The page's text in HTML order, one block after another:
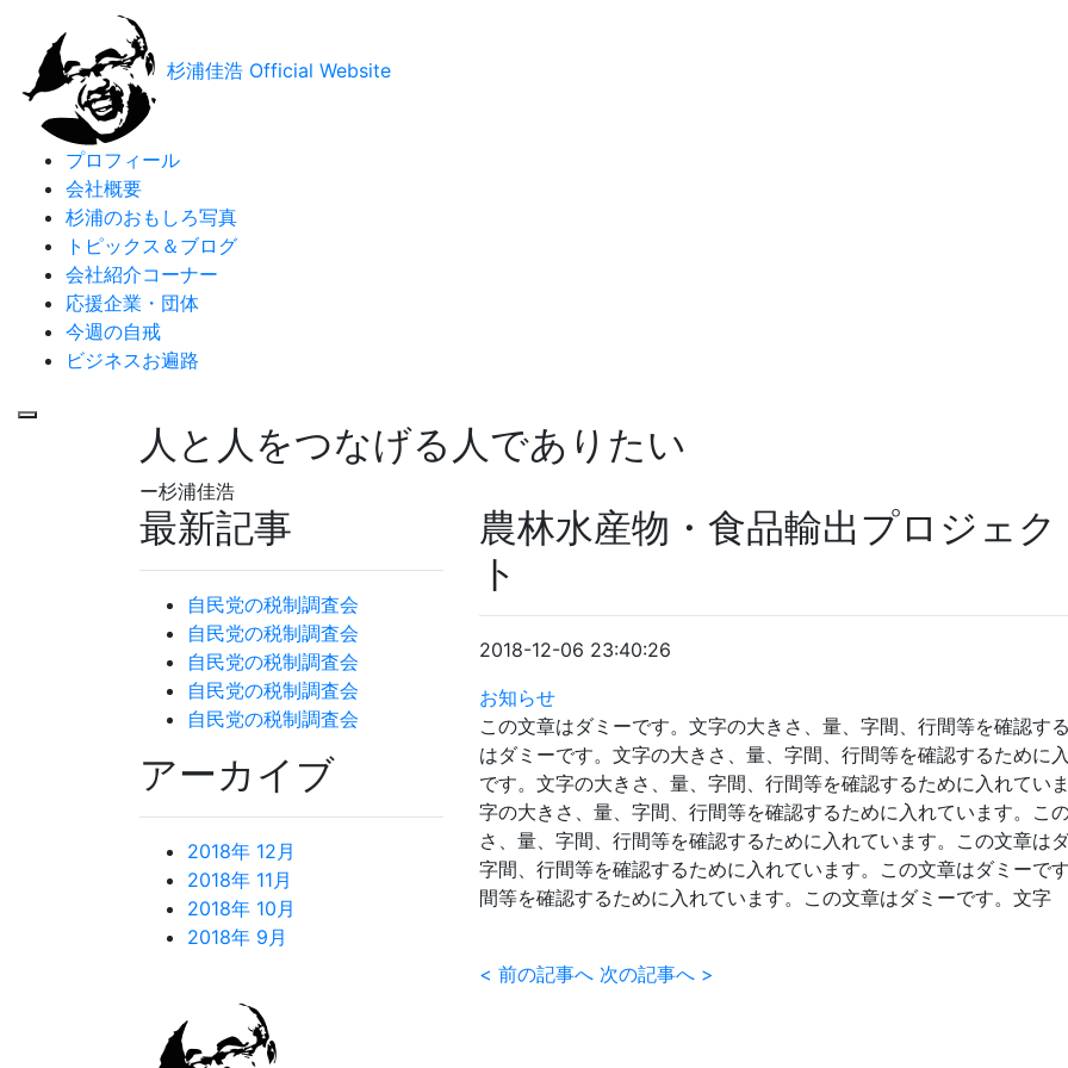
杉浦佳浩 Official Website
プロフィール
会社概要
杉浦のおもしろ写真
トピックス＆ブログ
会社紹介コーナー
応援企業・団体
今週の自戒
ビジネスお遍路
人と人をつなげる人でありたい
ー杉浦佳浩
最新記事
自民党の税制調査会
自民党の税制調査会
自民党の税制調査会
自民党の税制調査会
自民党の税制調査会
アーカイブ
2018年 12月
2018年 11月
2018年 10月
2018年 9月
農林水産物・食品輸出プロジェク
ト
2018-12-06 23:40:26
お知らせ
この文章はダミーです。文字の大きさ、量、字間、行間等を確認す
はダミーです。文字の大きさ、量、字間、行間等を確認するために
です。文字の大きさ、量、字間、行間等を確認するために入れてい
字の大きさ、量、字間、行間等を確認するために入れています。こ
さ、量、字間、行間等を確認するために入れています。この文章は
字間、行間等を確認するために入れています。この文章はダミーで
間等を確認するために入れています。この文章はダミーです。文字
< 前の記事へ 次の記事へ >